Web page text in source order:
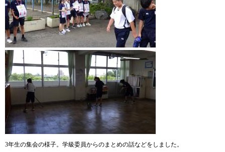
3年生の集会の様子。学級委員からのまとめの話などをしました。